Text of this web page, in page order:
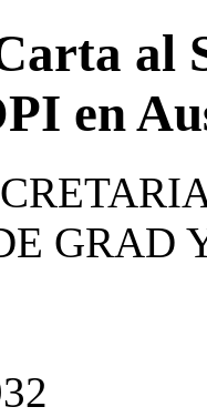
al
en
GRAD